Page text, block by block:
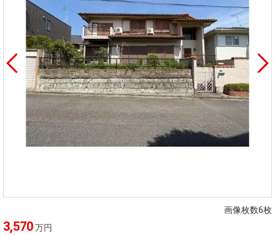
画像枚数6枚
3,570万円